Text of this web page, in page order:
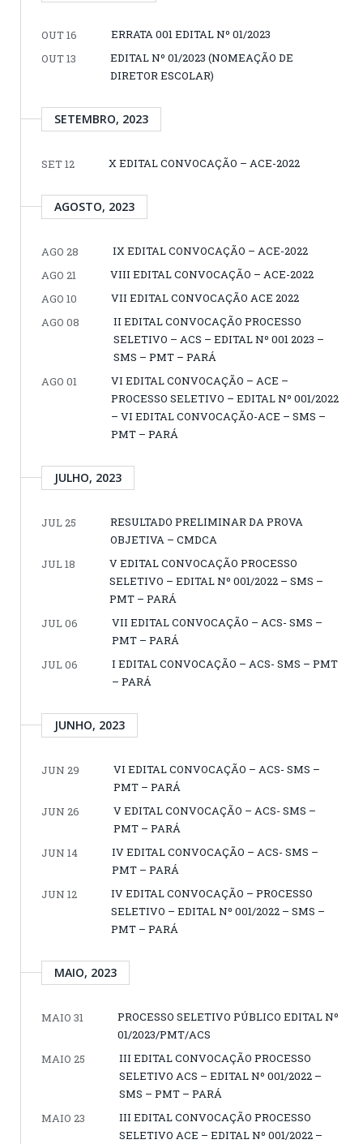
OUT 16
ERRATA 001 EDITAL Nº 01/2023
OUT 13
EDITAL Nº 01/2023 (NOMEAÇÃO DE
DIRETOR ESCOLAR)
SETEMBRO, 2023
SET 12 X EDITAL CONVOCAÇÃO – ACE-2022
AGOSTO, 2023
AGO 28
IX EDITAL CONVOCAÇÃO – ACE-2022
AGO 21
VIII EDITAL CONVOCAÇÃO – ACE-2022
AGO 10
VII EDITAL CONVOCAÇÃO ACE 2022
AGO 08
II EDITAL CONVOCAÇÃO PROCESSO
SELETIVO – ACS – EDITAL Nº 001 2023 –
SMS – PMT – PARÁ
AGO 01
VI EDITAL CONVOCAÇÃO – ACE –
PROCESSO SELETIVO – EDITAL Nº 001/2022
– VI EDITAL CONVOCAÇÃO-ACE – SMS –
PMT – PARÁ
JULHO, 2023
JUL 25
RESULTADO PRELIMINAR DA PROVA
OBJETIVA – CMDCA
JUL 18
V EDITAL CONVOCAÇÃO PROCESSO
SELETIVO – EDITAL Nº 001/2022 – SMS –
PMT – PARÁ
JUL 06
VII EDITAL CONVOCAÇÃO – ACS- SMS –
PMT – PARÁ
JUL 06
I EDITAL CONVOCAÇÃO – ACS- SMS – PMT
– PARÁ
JUNHO, 2023
JUN 29
VI EDITAL CONVOCAÇÃO – ACS- SMS –
PMT – PARÁ
JUN 26
V EDITAL CONVOCAÇÃO – ACS- SMS –
PMT – PARÁ
JUN 14
IV EDITAL CONVOCAÇÃO – ACS- SMS –
PMT – PARÁ
JUN 12
IV EDITAL CONVOCAÇÃO – PROCESSO
SELETIVO – EDITAL Nº 001/2022 – SMS –
PMT – PARÁ
MAIO, 2023
MAIO 31
PROCESSO SELETIVO PÚBLICO EDITAL Nº
01/2023/PMT/ACS
MAIO 25
III EDITAL CONVOCAÇÃO PROCESSO
SELETIVO ACS – EDITAL Nº 001/2022 –
SMS – PMT – PARÁ
MAIO 23
III EDITAL CONVOCAÇÃO PROCESSO
SELETIVO ACE – EDITAL Nº 001/2022 –